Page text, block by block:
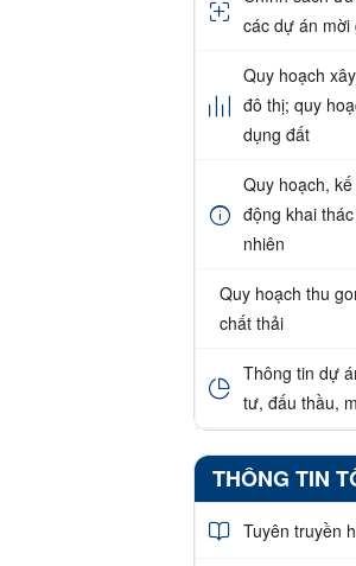
các dự án
Quy hoạch
đô thị; quy
dụng đất
Quy hoạch,
động khai
nhiên
Quy hoạch thu
chất thải
Thông tin dự
tư, đấu thầu,
THÔNG TIN
Tuyên truyền